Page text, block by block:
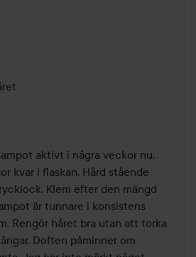
aktivt i några veckor nu,
kvar i flaskan. Hård stående
Klem efter den mängd
är tunnare i konsistens
Rengör håret bra utan att torka
Doften påminner om